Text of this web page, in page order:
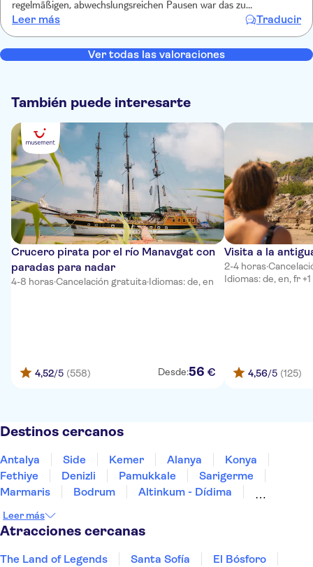
regelmäßigen, abwechslungsreichen Pausen war das zu
vernachlässigen. Das Ziel entschädigte für die lange Fahrt, ein
einmaliges Erlebnis, da waren wir uns einig. Wir waren Reisende im
Alter von 14, 49 und 71.
Leer más Traducir
Ver todas las valoraciones
También puede interesarte
Crucero pirata por el río Manavgat con
paradas para nadar
4-8 horas·Cancelación gratuita·Idiomas: de, en
4,52/5 (558) Desde:56 €
Visita a la
2-4 horas·
Idiomas: de, en, fr +1
4,56/5 (125)
Destinos cercanos
Antalya Side Kemer Alanya
Konya
Fethiye
Denizli Pamukkale
Sarigerme
Marmaris
Bodrum
Altinkum - Dídima
Leer más
Atracciones cercanas
The Land of Legends Santa Sofía
El Bósforo